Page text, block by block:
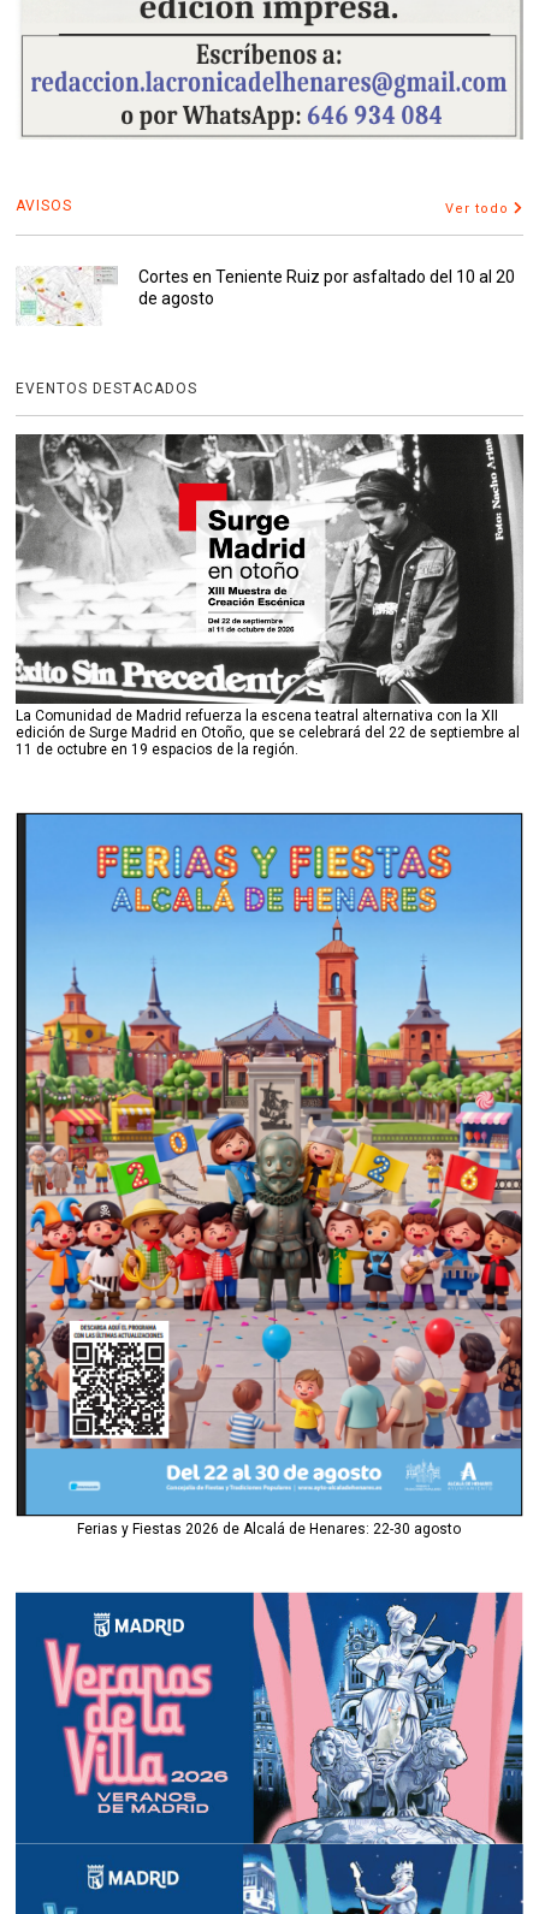
AVISOS Ver todo
Cortes en Teniente Ruiz por asfaltado del 10 al 20
de agosto
EVENTOS DESTACADOS
La Comunidad de Madrid refuerza la escena teatral alternativa con la XII
edición de Surge Madrid en Otoño, que se celebrará del 22 de septiembre al
11 de octubre en 19 espacios de la región.
Ferias y Fiestas 2026 de Alcalá de Henares: 22-30 agosto